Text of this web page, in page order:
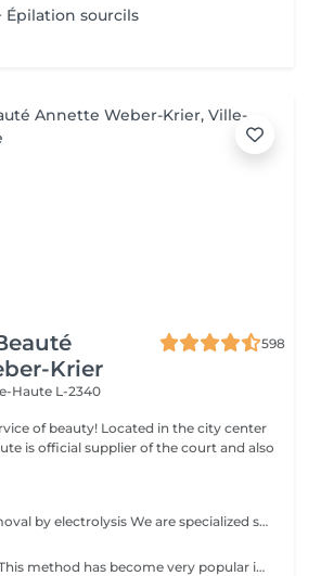
Épilation sourcils
Krier
598
Haute L-2340
Located in the city center
is official supplier of the court and also
Permanent hair removal by electrolysis We are specialized since 1970 in permanent hair removal by electrolysis, the effectiveness of this method of permanent hair removal is indisputable. Electrolysis allows permanent removal of the cells responsible for hair growth by inserting a filament into the hair follicle and applying a high-speed current adjusted according to the hair and the targeted region. All skin and hair colors as well as all regions can be treated efficiently and without any compromise.
Sugar hair removal This method has become very popular in our institute. The sugar paste is 100% natural. It is based on millennial recipes from the Middle East and contains exclusively water and sugar, without any chemical, aromatic or coloring substance. The paste is hypoallergenic and does not cause skin irritation. It applies to all areas. The paste is massaged inside the follicle, it envelops the hairs, surrounds them and lubricates them. The extraction is done in the natural direction of hair growth. There is no broken hair left in the follicle. This technique does not cause redness or irritation of the skin. Non-negligible advantage is the fact that it is not necessary to have a certain length of hair as with wax, the sugar effectively removes very short hair. The sugar withdraws without tapes. We also recommend this method to teenagers for their first depilations and to people who want full hair removal, because it is much less painful than waxing.